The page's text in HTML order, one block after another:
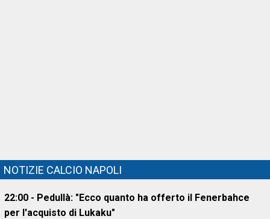
NOTIZIE CALCIO NAPOLI
22:00 - Pedullà: "Ecco quanto ha offerto il Fenerbahce
per l'acquisto di Lukaku"